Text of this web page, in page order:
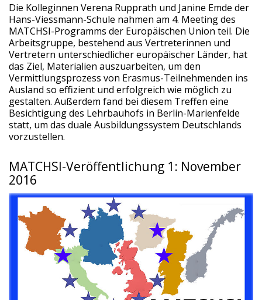
Die Kolleginnen Verena Rupprath und Janine Emde der
Hans-Viessmann-Schule nahmen am 4. Meeting des
MATCHSI-Programms der Europäischen Union teil. Die
Arbeitsgruppe, bestehend aus Vertreterinnen und
Vertretern unterschiedlicher europäischer Länder, hat
das Ziel, Materialien auszuarbeiten, um den
Vermittlungsprozess von Erasmus-Teilnehmenden ins
Ausland so effizient und erfolgreich wie möglich zu
gestalten. Außerdem fand bei diesem Treffen eine
Besichtigung des Lehrbauhofs in Berlin-Marienfelde
statt, um das duale Ausbildungssystem Deutschlands
vorzustellen.
MATCHSI-Veröffentlichung 1: November
2016